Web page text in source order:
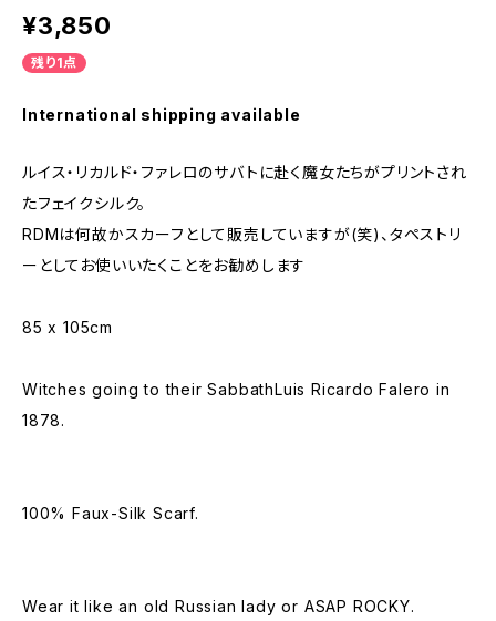
¥3,850
残り1点
International shipping available
ルイス・リカルド・ファレロのサバトに赴く魔女たちがプリントされ
たフェイクシルク。
RDMは何故かスカーフとして販売していますが(笑)、タペストリ
ーとしてお使いいたくことをお勧めします
85 x 105cm
Witches going to their SabbathLuis Ricardo Falero in
1878.
100% Faux-Silk Scarf.
Wear it like an old Russian lady or ASAP ROCKY.